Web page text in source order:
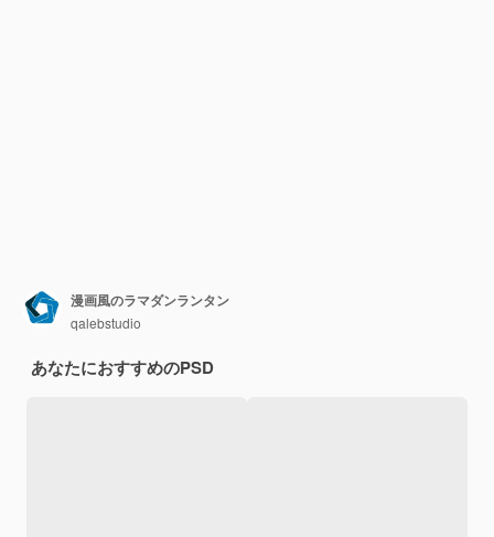
漫画風のラマダンランタン
qalebstudio
あなたにおすすめのPSD